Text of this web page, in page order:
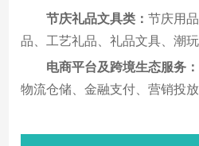
节庆礼品文具类：节庆用
品、工艺礼品、礼品文具、潮
电商平台及跨境生态服务：
物流仓储、金融支付、营销投放